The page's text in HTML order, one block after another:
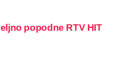
popodne RTV HIT